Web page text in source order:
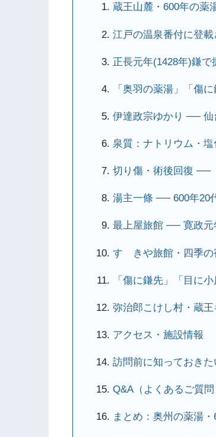
蔵王山麓・600年の薬
江戸の温泉番付に登載
正長元年(1428年)鎌
「奥羽の薬湯」「傷
伊達政宗ゆかり ── 仙
泉質：ナトリウム・
切り傷・術後回復 ──
湯主一條 ── 600年20
最上屋旅館 ── 寛政元
すゞきや旅館・四季
「傷に鎌先」「目に
弥治郎こけし村・蔵
アクセス・施設情報
訪問前に知っておき
Q&A（よくあるご質問
まとめ：奥州の薬湯